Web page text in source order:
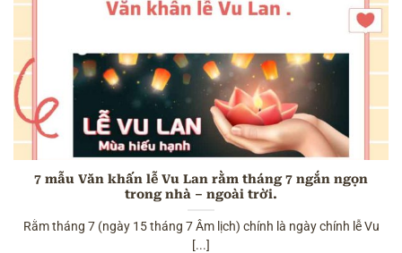
7 mẫu Văn khấn lễ Vu Lan rằm tháng 7 ngắn ngọn
trong nhà – ngoài trời.
Rằm tháng 7 (ngày 15 tháng 7 Âm lịch) chính là ngày chính lễ Vu
[...]